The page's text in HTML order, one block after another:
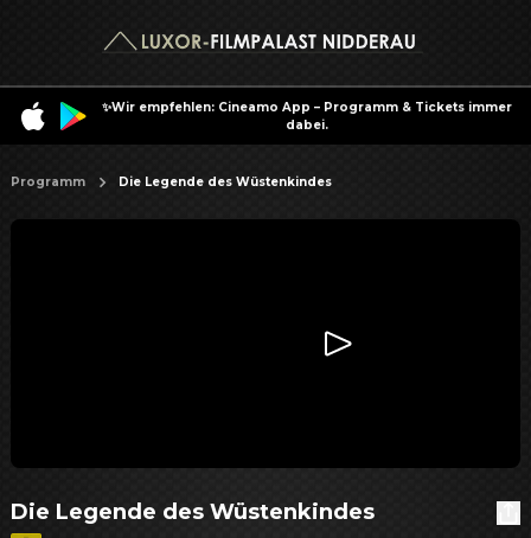
✨Wir empfehlen: Cineamo App – Programm & Tickets immer
dabei.
Programm Die Legende des Wüstenkindes
Die Legende des Wüstenkindes